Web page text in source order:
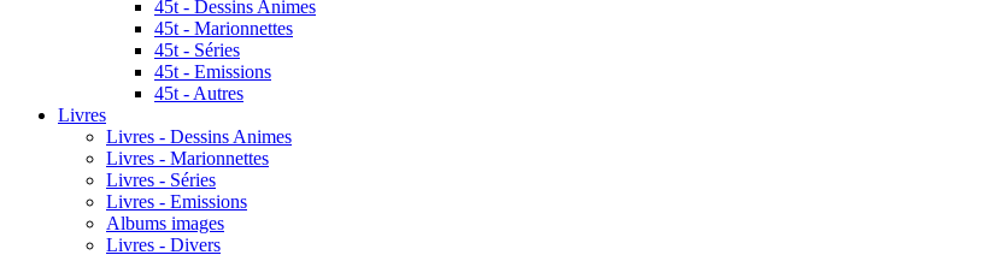
45t - Dessins Animes
45t - Marionnettes
45t - Séries
45t - Emissions
45t - Autres
Livres
Livres - Dessins Animes
Livres - Marionnettes
Livres - Séries
Livres - Emissions
Albums images
Livres - Divers